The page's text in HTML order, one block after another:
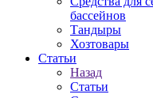
бассейнов
Тандыры
Хозтовары
Статьи
Назад
Статьи